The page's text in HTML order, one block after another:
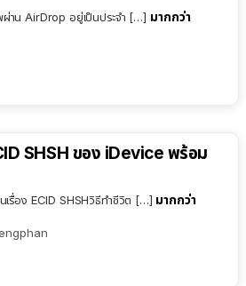
าน AirDrop อยู่เป็นประจำ […] มากกว่า
SHSH ของ iDevice พร้อม
เรื่อง ECID SHSHวิธีทำชีวิต […] มากกว่า